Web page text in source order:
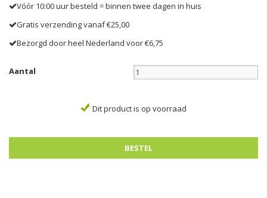
Vóór 10:00 uur besteld = binnen twee dagen in huis
Gratis verzending vanaf €25,00
Bezorgd door heel Nederland voor €6,75
Aantal
Dit product is op voorraad